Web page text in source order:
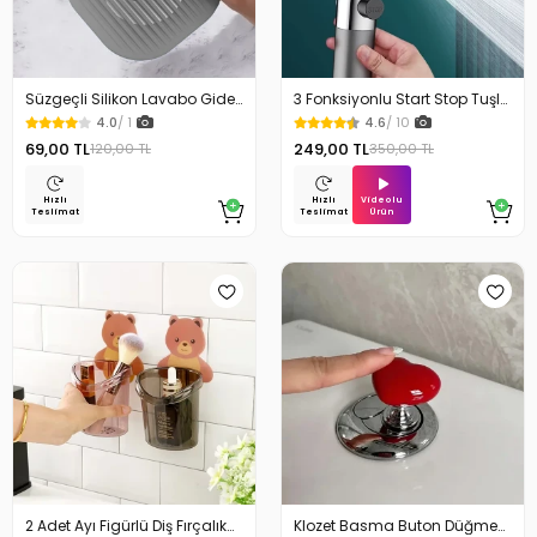
Süzgeçli Silikon Lavabo Gider
Koruyucu Mat Gri
4.0/ 1
69,00 TL120,00 TL
Hızlı
Teslimat
3 Fonksiyonlu Start Stop Tuşlu
Filtreli Basınçlı Masaj Etkili Duş
Başlığı
4.6/ 10
249,00 TL350,00 TL
Hızlı
Teslimat
Videolu
Ürün
2 Adet Ayı Figürlü Diş Fırçalık
Klozet Basma Buton Düğmesi